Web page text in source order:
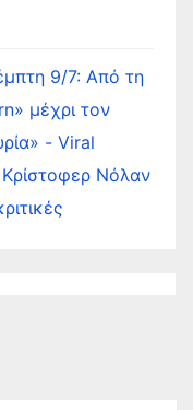
9/7: Από τη
μέχρι τον
- Viral
Νόλαν